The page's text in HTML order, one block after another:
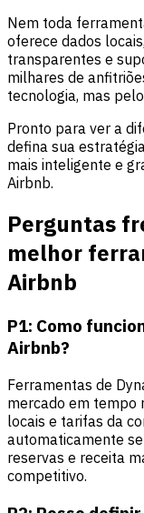
Nem toda
oferece dados
transparentes e
milhares de
tecnologia, mas
Pronto para ver a
defina sua
mais inteligente e
Airbnb.
Perguntas
melhor
Airbnb
P1: Como
Airbnb?
Ferramentas de
mercado em tempo
locais e tarifas da
automaticamente
reservas e receita
competitivo.